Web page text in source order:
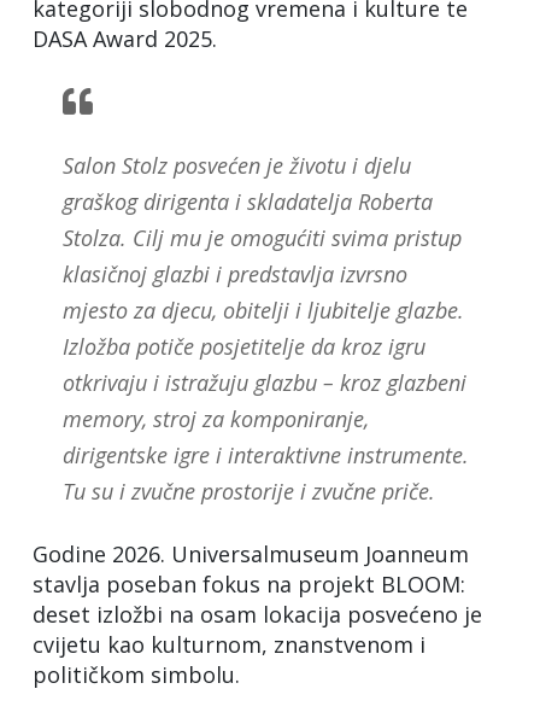
kategoriji slobodnog vremena i kulture te
DASA Award 2025.
Salon Stolz posvećen je životu i djelu
graškog dirigenta i skladatelja Roberta
Stolza. Cilj mu je omogućiti svima pristup
klasičnoj glazbi i predstavlja izvrsno
mjesto za djecu, obitelji i ljubitelje glazbe.
Izložba potiče posjetitelje da kroz igru
otkrivaju i istražuju glazbu – kroz glazbeni
memory, stroj za komponiranje,
dirigentske igre i interaktivne instrumente.
Tu su i zvučne prostorije i zvučne priče.
Godine 2026. Universalmuseum Joanneum
stavlja poseban fokus na projekt BLOOM:
deset izložbi na osam lokacija posvećeno je
cvijetu kao kulturnom, znanstvenom i
političkom simbolu.